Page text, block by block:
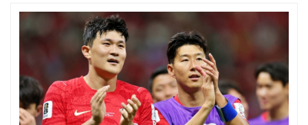
d
n
r
c
t
u
r
e
c